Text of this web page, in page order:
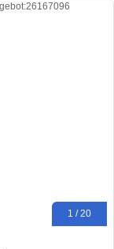
1 / 20